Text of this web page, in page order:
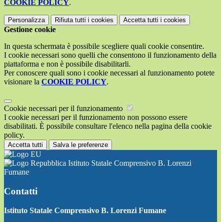
COOKIE POLICY.
Personalizza Rifiuta tutti i cookies Accetta tutti i cookies
Gestione cookie
In questa schermata è possibile scegliere quali cookie consentire.
I cookie necessari sono quelli che consentono il funzionamento della
piattaforma e non è possibile disabilitarli.
Per conoscere quali sono i cookie necessari al funzionamento potete
visionare la COOKIE POLICY.
Cookie necessari per il funzionamento
I cookie necessari per il funzionamento non possono essere
disabilitati. È possibile consultare l'elenco nella pagina della cookie
policy.
Accetta tutti Salva le preferenze
Istituto Statale Comprensivo B. Lorenzi
Fumane
Contatti
Istituto Statale Comprensivo B. Lorenzi Fumane